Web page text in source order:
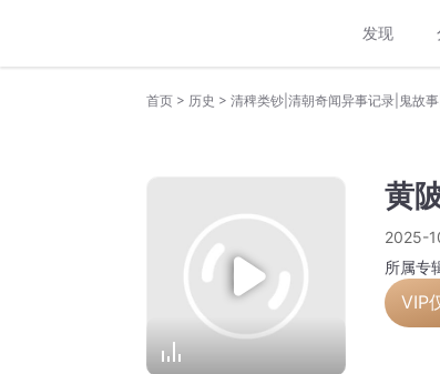
发现
首页 > 历史 > 清稗类钞|清朝奇闻异事记录|鬼故
黄
2025-
所属专
VIP